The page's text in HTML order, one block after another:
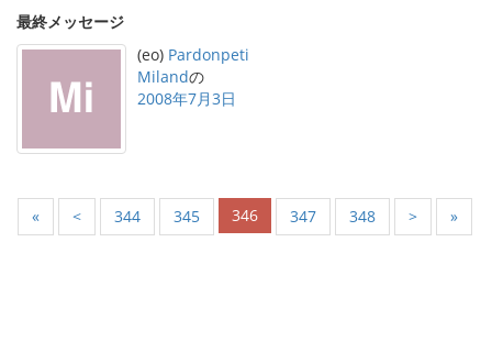
最終メッセージ
(eo) Pardonpeti
Milandの
2008年7月3日
« < 344 345 346 347 348 > »